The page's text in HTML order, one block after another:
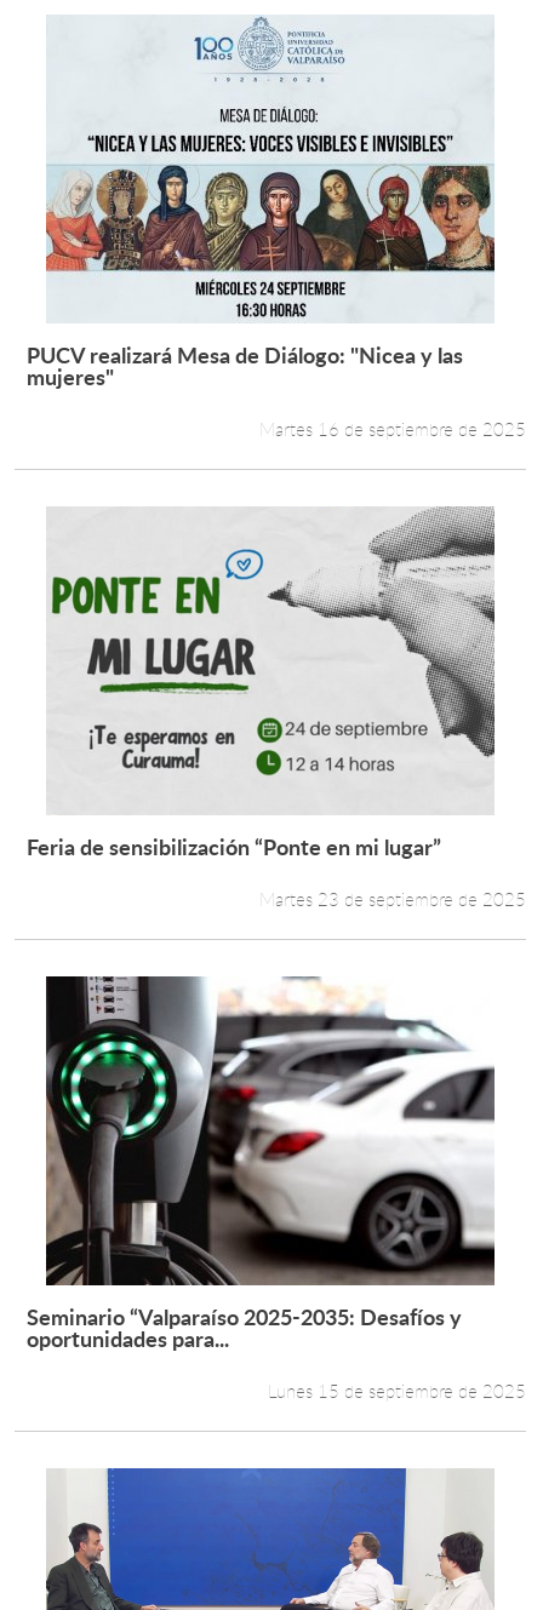
Leer más +
PUCV realizará Mesa de Diálogo: "Nicea y las
mujeres"
Martes 16 de septiembre de 2025
Leer más +
Feria de sensibilización “Ponte en mi lugar”
Martes 23 de septiembre de 2025
Leer más +
Seminario “Valparaíso 2025-2035: Desafíos y
oportunidades para...
Lunes 15 de septiembre de 2025